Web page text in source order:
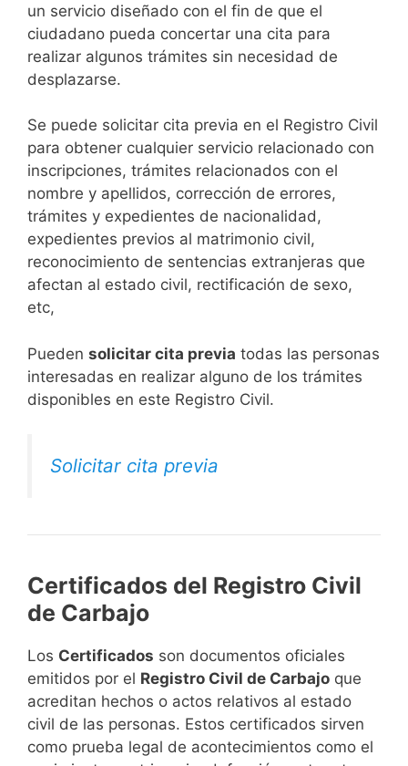
un servicio diseñado con el fin de que el
ciudadano pueda concertar una cita para
realizar algunos trámites sin necesidad de
desplazarse.​
Se puede solicitar cita previa en el Registro Civil
para obtener cualquier servicio relacionado con
inscripciones, trámites relacionados con el
nombre y apellidos, corrección de errores,
trámites y expedientes de nacionalidad,
expedientes previos al matrimonio civil,
reconocimiento de sentencias extranjeras que
afectan al estado civil, rectificación de sexo,
etc,
​Pueden solicitar cita previa todas las personas
interesadas en realizar alguno de los trámites
disponibles en este Registro Civil.​
Solicitar cita previa
Certificados del Registro Civil
de Carbajo
Los Certificados son documentos oficiales
emitidos por el Registro Civil de Carbajo que
acreditan hechos o actos relativos al estado
civil de las personas. Estos certificados sirven
como prueba legal de acontecimientos como el